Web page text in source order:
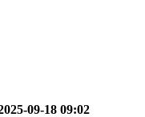
09-18 09:02